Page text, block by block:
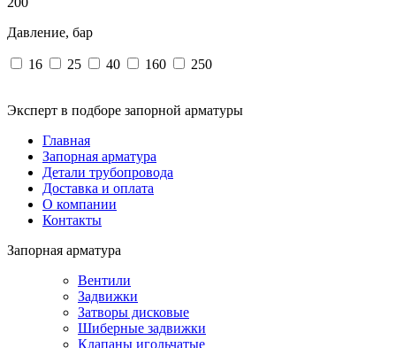
Давление, бар
16 25 40 160 250
Эксперт в подборе запорной арматуры
Главная
Запорная арматура
Детали трубопровода
Доставка и оплата
О компании
Контакты
Запорная арматура
Вентили
Задвижки
Затворы дисковые
Шиберные задвижки
Клапаны игольчатые